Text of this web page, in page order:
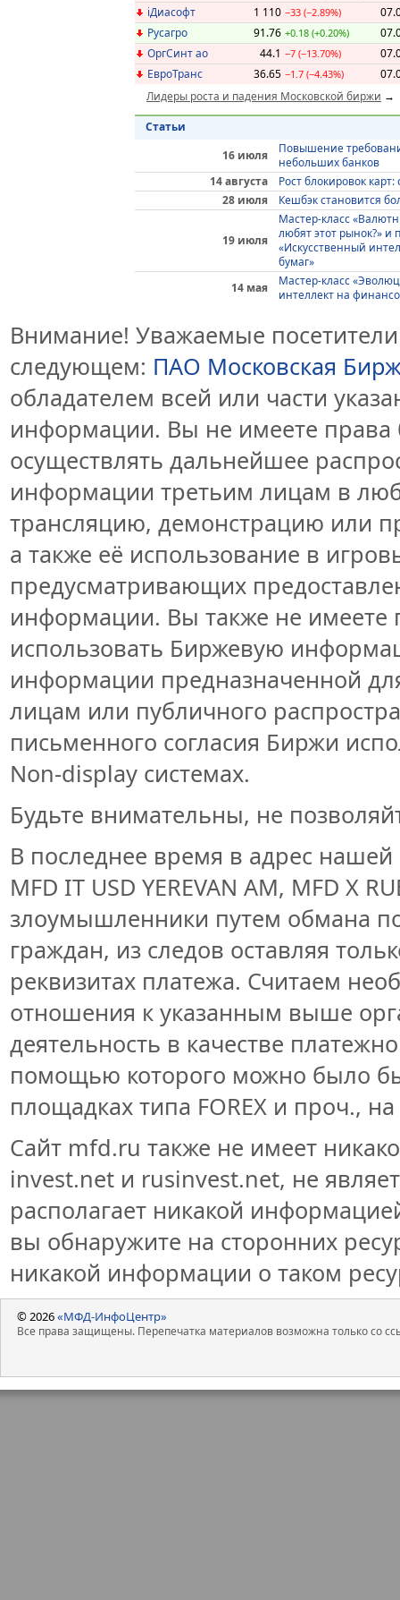
iДиасофт
1 110 −33 (−2.89%)
Русагро
91.76 +0.18 (+0.20%)
ОргСинт ао
44.1 −7 (−13.70%)
ЕвроТранс
36.65 −1.7 (−4.43%)
Лидеры роста и падения Московской биржи
Статьи
16 июля
Повышение
небольших банков
14 августа
Рост блокировок
28 июля
Кешбэк становится
19 июля
Мастер-класс
любят этот рынок?»
«Искусственный
бумаг»
14 мая
Мастер-класс
интеллект на
Внимание! Уважаемые
следующем: ПАО Московская
обладателем всей или части
информации. Вы не имеете права
осуществлять дальнейшее
информации третьим лицам в
трансляцию, демонстрацию или
а также её использование в
предусматривающих
информации. Вы также не имеете
использовать Биржевую
информации предназначенной
лицам или публичного
письменного согласия Биржи
Non-display системах.
Будьте внимательны, не
В последнее время в адрес
MFD IT USD YEREVAN AM, MFD X
злоумышленники путем обмана
граждан, из следов оставляя
реквизитах платежа. Считаем
отношения к указанным выше
деятельность в качестве
помощью которого можно было
площадках типа FOREX и проч.,
Сайт mfd.ru также не имеет
invest.net и rusinvest.net, не
располагает никакой
вы обнаружите на сторонних
никакой информации о таком
© 2026«МФД-ИнфоЦентр»
Все права защищены. Перепечатка материалов возможна только со